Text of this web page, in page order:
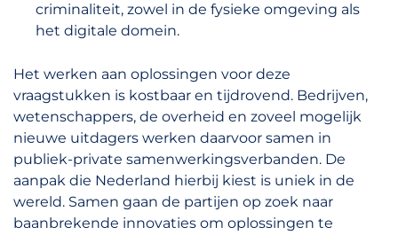
criminaliteit, zowel in de fysieke omgeving als
het digitale domein.
Het werken aan oplossingen voor deze
vraagstukken is kostbaar en tijdrovend. Bedrijven,
wetenschappers, de overheid en zoveel mogelijk
nieuwe uitdagers werken daarvoor samen in
publiek-private samenwerkingsverbanden. De
aanpak die Nederland hierbij kiest is uniek in de
wereld. Samen gaan de partijen op zoek naar
baanbrekende innovaties om oplossingen te